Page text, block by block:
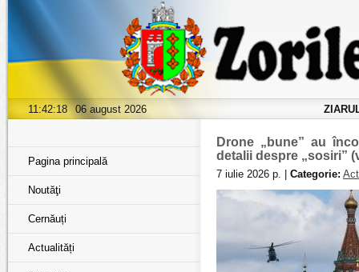
11:42:19 06 august 2026
Pagina principală
Noutăţi
Cernăuți
Actualități
Drone „bune” au
detalii despre „sosiri”
7 iulie 2026 р. | Categorie: